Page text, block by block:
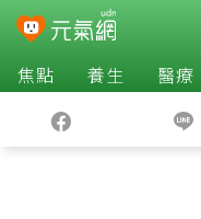
焦點 養生 醫療